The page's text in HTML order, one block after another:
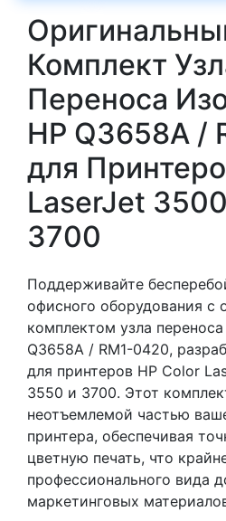
Комплект
Переноса
HP Q3658A /
для
LaserJet
3700
Поддерживайте
офисного оборудования с
комплектом узла
Q3658A / RM1-0420,
для принтеров HP Color
3550 и 3700. Этот
неотъемлемой частью
принтера, обеспечивая
цветную печать, что
профессионального вида
маркетинговых